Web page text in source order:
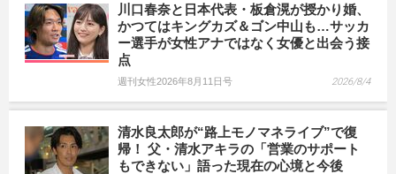
川口春奈と日本代表・板倉滉が授かり婚、
かつてはキングカズ＆ゴン中山も…サッカ
ー選手が女性アナではなく女優と出会う接
点
週刊女性2026年8月11日号 2026/8/4
清水良太郎が“路上モノマネライブ”で復
帰！ 父・清水アキラの「営業のサポート
もできない」語った現在の心境と今後